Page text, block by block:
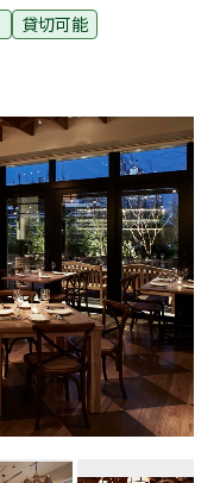
貸切可能